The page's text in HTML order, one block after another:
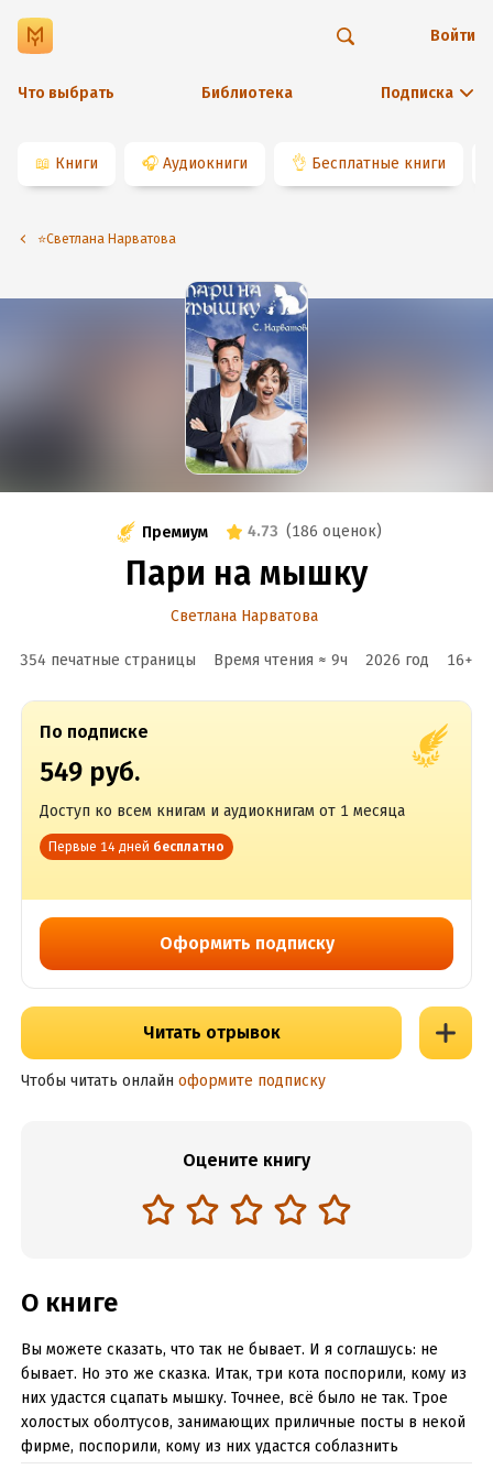
Что выбрать Библиотека Подписка
Войти
📖 Книги 🎧 Аудиокниги 👌 Бесплатные книги
⭐️Светлана Нарватова
Премиум 4.73 (186 оценок)
Пари на мышку
Светлана Нарватова
354 печатные страницы Время чтения ≈ 9ч 2026 год 16+
По подписке
549 руб.
Доступ ко всем книгам и аудиокнигам от 1 месяца
Первые 14 дней бесплатно
Оформить подписку
Читать отрывок
Чтобы читать онлайн оформите подписку
Оцените книгу
О книге
Вы можете сказать, что так не бывает. И я соглашусь: не
бывает. Но это же сказка. Итак, три кота поспорили, кому из
них удастся сцапать мышку. Точнее, всё было не так. Трое
холостых оболтусов, занимающих приличные посты в некой
фирме, поспорили, кому из них удастся соблазнить